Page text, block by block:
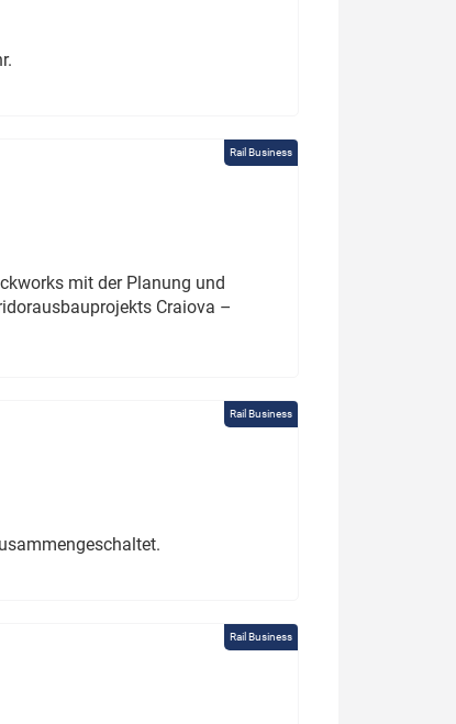
Rail Business
mit der Planung und
Craiova –
Rail Business
Rail Business